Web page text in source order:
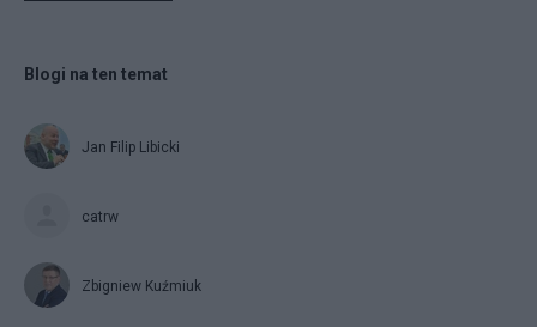
Blogi na ten temat
Jan Filip Libicki
catrw
Zbigniew Kuźmiuk